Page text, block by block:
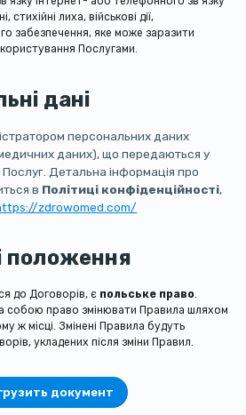
стихійні лиха, військові дії,
забезпечення, яке може заразити
Послугами.
дані
персональних даних
медичних даних), що передаються у
Детальна інформація про
в Політиці конфіденційності,
zdrowomed.com/
положення
до Договорів, є польське право
собою право змінювати Правила шляхом
ж місці. Змінені Правила будуть
укладених після зміни Правил.
документ